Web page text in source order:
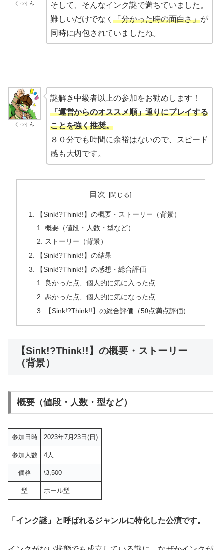
くっすん
そして、そんなインク謎で満ちていました。
難しいだけでなく 「分かった時の面白さ」が
同時に内包されていましたね。
くっすん
謎解き中級者以上の参加をお勧めします！
「運営からのオススメ順」通りにプレイする
ことを強く推奨。
８０分でも時間に余裕はないので、スピード
感も大切です。
目次
【Sink!?Think!!】の概要・ストーリー（背景）
概要（値段・人数・型など）
ストーリー（背景）
【Sink!?Think!!】の結果
【Sink!?Think!!】の感想・総合評価
良かった点、個人的に気に入った点
悪かった点、個人的に気になった点
【Sink!?Think!!】の総合評価（50点満点評価）
【Sink!?Think!!】の概要・ストーリー
（背景）
概要（値段・人数・型など）
参加日時 2023年7月23日(日)
参加人数 4人
価格 \3,500
型 ホール型
「インク謎」と呼ばれるジャンルに特化した公演です。